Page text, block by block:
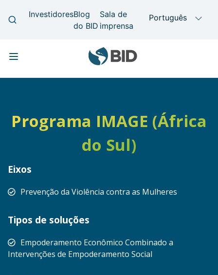
Programa IMAGE (África
do Sul)
Eixos
Prevenção da Violência contra as Mulheres
Tipos de soluções
Empoderamento Econômico Combinado a
Intervenções de Empoderamento Social